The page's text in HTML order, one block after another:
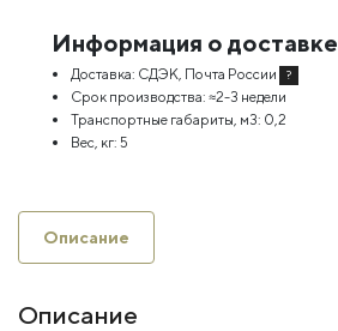
Информация о доставке
Доставка: СДЭК, Почта России ?
Срок производства: ≈2-3 недели
Транспортные габариты, м3: 0,2
Вес, кг: 5
Описание
Описание